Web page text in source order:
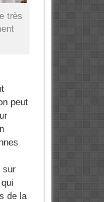
très
peut
sur
de la